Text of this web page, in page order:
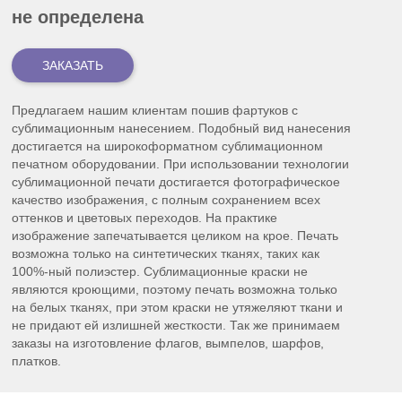
не определена
Предлагаем нашим клиентам пошив фартуков с
сублимационным нанесением. Подобный вид нанесения
достигается на широкоформатном сублимационном
печатном оборудовании. При использовании технологии
сублимационной печати достигается фотографическое
качество изображения, с полным сохранением всех
оттенков и цветовых переходов. На практике
изображение запечатывается целиком на крое. Печать
возможна только на синтетических тканях, таких как
100%-ный полиэстер. Сублимационные краски не
являются кроющими, поэтому печать возможна только
на белых тканях, при этом краски не утяжеляют ткани и
не придают ей излишней жесткости. Так же принимаем
заказы на изготовление флагов, вымпелов, шарфов,
платков.